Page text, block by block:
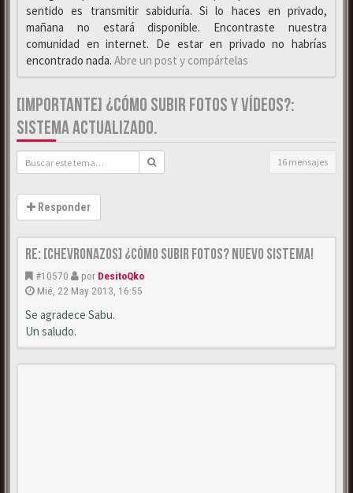
sentido es transmitir sabiduría. Si lo haces en privado,
mañana no estará disponible. Encontraste nuestra
comunidad en internet. De estar en privado no habrías
encontrado nada. Abre un post y compártelas
[IMPORTANTE] ¿CÓMO SUBIR FOTOS Y VÍDEOS?:
SISTEMA ACTUALIZADO.
16 mensajes
Responder
Re: [CHEVRONAZOS] ¿Cómo subir fotos? Nuevo sistema!
#10570 por DesitoQko
Mié, 22 May 2013, 16:55
Se agradece Sabu.
Un saludo.